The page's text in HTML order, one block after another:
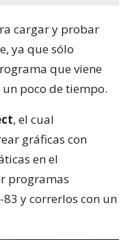
cargar y probar
ya que sólo
que viene
poco de tiempo.
, el cual
gráficas con
en el
programas
y correrlos con un